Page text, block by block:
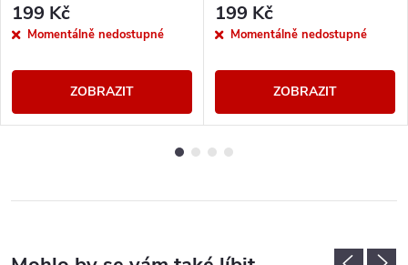
199 Kč
Momentálně nedostupné
ZOBRAZIT
199 Kč
Momentálně nedostupné
ZOBRAZIT